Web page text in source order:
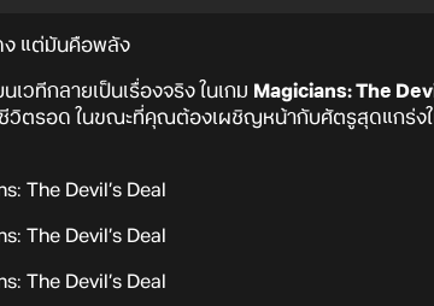
ง แต่มันคือพลัง
เวทีกลายเป็นเรื่องจริง ในเกม Magicians: The
ชีวิตรอด ในขณะที่คุณต้องเผชิญหน้ากับศัตรูสุดแกร่ง